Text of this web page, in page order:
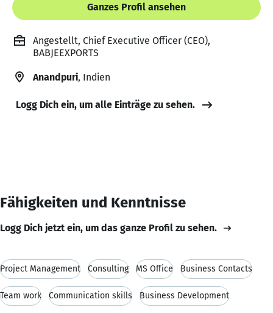
Ganzes Profil ansehen
Angestellt, Chief Executive Officer (CEO),
BABJEEXPORTS
Anandpuri, Indien
Logg Dich ein, um alle Einträge zu sehen.
Fähigkeiten und Kenntnisse
Logg Dich jetzt ein, um das ganze Profil zu sehen.
Project Management Consulting MS Office Business Contacts
Team work Communication skills Business Development